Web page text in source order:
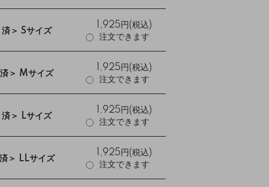
＞ Sサイズ
1,925円(税込)
注文できます
＞ Mサイズ
1,925円(税込)
注文できます
＞ Lサイズ
1,925円(税込)
注文できます
＞ LLサイズ
1,925円(税込)
注文できます